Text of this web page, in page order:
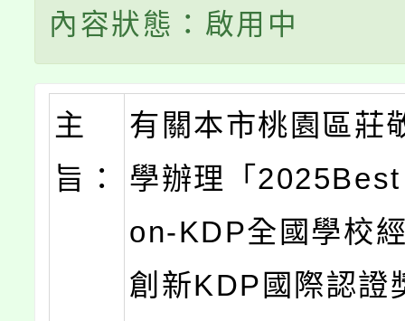
內容狀態：啟用中
主
旨：
有關本市桃園區莊
學辦理「
on-KDP全國學校
創新KDP國際認證